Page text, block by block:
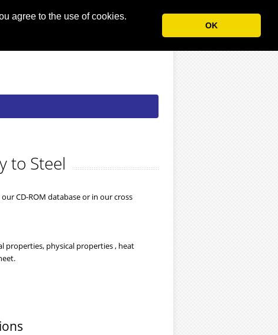
agree to the use of cookies.
OK
to Steel
CD-ROM database or in our cross
properties, physical properties , heat